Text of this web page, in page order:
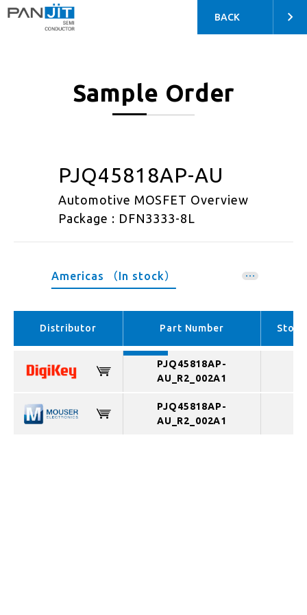
BACK
Sample Order
PJQ45818AP-AU
Automotive MOSFET Overview
Package : DFN3333-8L
Americas （In stock）
APAC （In stock）
Distributor Part Number Stock
PJQ45818AP-
AU_R2_002A1
PJQ45818AP-
AU_R2_002A1